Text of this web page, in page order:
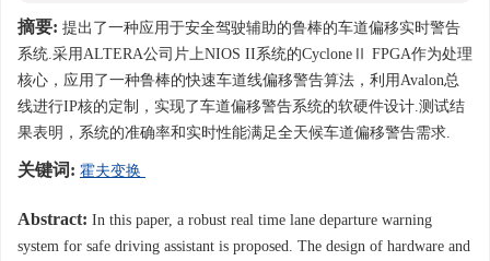
摘要: 提出了一种应用于安全驾驶辅助的鲁棒的车道偏移实时警告
系统.采用ALTERA公司片上NIOS II系统的CycloneⅡ FPGA作为处理
核心，应用了一种鲁棒的快速车道线偏移警告算法，利用Avalon总
线进行IP核的定制，实现了车道偏移警告系统的软硬件设计.测试结
果表明，系统的准确率和实时性能满足全天候车道偏移警告需求.
关键词: 霍夫变换
Abstract: In this paper, a robust real time lane departure warning
system for safe driving assistant is proposed. The design of hardware and